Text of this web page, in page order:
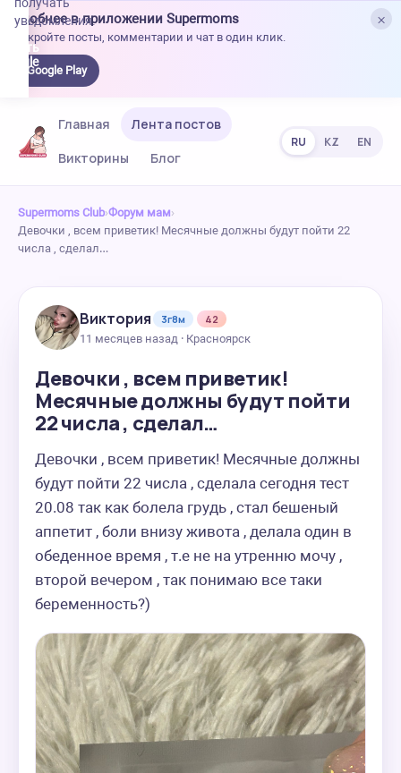
×
Удобнее в приложении Supermoms
Откройте посты, комментарии и чат в один клик.
Google Play
уведомления.
Главная
Лента постов
Викторины
Блог
RU KZ EN
Supermoms Club›Форум мам›
Девочки , всем приветик! Месячные должны будут пойти 22
числа , сделал…
Виктория 3г8м
42
11 месяцев назад · Красноярск
Девочки , всем приветик!
Месячные должны будут пойти
22 числа , сделал…
Девочки , всем приветик! Месячные должны
будут пойти 22 числа , сделала сегодня тест
20.08 так как болела грудь , стал бешеный
аппетит , боли внизу живота , делала один в
обеденное время , т.е не на утренню мочу ,
второй вечером , так понимаю все таки
беременность?)